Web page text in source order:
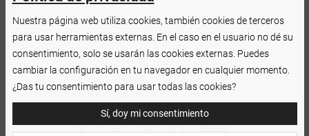
Nuestra página web utiliza cookies, también cookies de terceros
para usar herramientas externas. En el caso en el usuario no dé su
consentimiento, solo se usarán las cookies externas. Puedes
cambiar la configuración en tu navegador en cualquier momento.
¿Das tu consentimiento para usar todas las cookies?
Sí, doy mi consentimiento